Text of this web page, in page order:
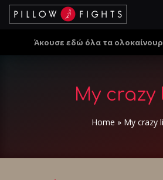
Άκουσε εδώ όλα τα
My crazy
Home » My crazy